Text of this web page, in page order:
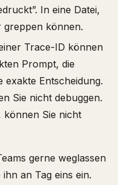
In eine Datei,
greppen können.
Trace-ID können
Prompt, die
Entscheidung.
Sie nicht debuggen.
können Sie nicht
gerne weglassen
an Tag eins ein.